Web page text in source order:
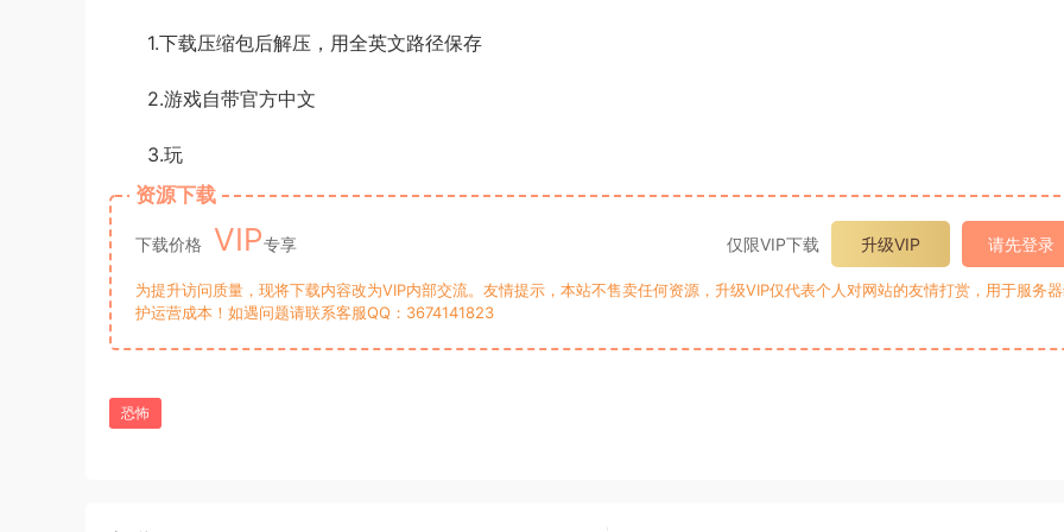
1.下载压缩包后解压，用全英文路径保存
2.游戏自带官方中文
3.玩
资源下载
下载价格 VIP专享 仅限VIP下载 升级VIP 请先登录
为提升访问质量，现将下载内容改为VIP内部交流。友情提示，本站不售卖任何资源，升级VIP仅代表个人对网站的友情打赏，用于服务
护运营成本！如遇问题请联系客服QQ：3674141823
恐怖